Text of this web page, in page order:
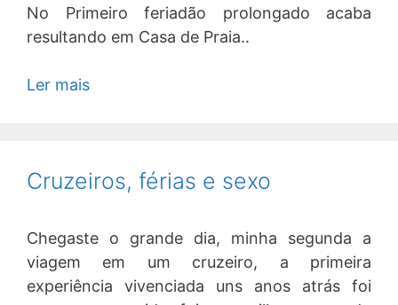
No Primeiro feriadão prolongado acaba
resultando em Casa de Praia..
Ler mais
Cruzeiros, férias e sexo
Chegaste o grande dia, minha segunda a
viagem em um cruzeiro, a primeira
experiência vivenciada uns anos atrás foi